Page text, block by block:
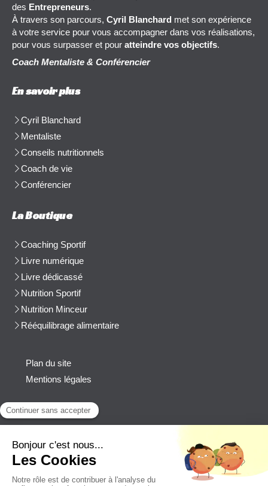
des Entrepreneurs.
À travers son parcours, Cyril Blanchard met son expérience
à votre service pour vous accompagner dans vos réalisations,
pour vous surpasser et pour atteindre vos objectifs.
Coach Mentaliste & Conférencier
En savoir plus
Cyril Blanchard
Mentaliste
Conseils nutritionnels
Coach de vie
Conférencier
La Boutique
Coaching Sportif
Livre numérique
Livre dédicassé
Nutrition Sportif
Nutrition Minceur
Rééquilibrage alimentaire
Plan du site
Mentions légales
Contact
cblanchard@beep-consulting.com
Contacter Cyril